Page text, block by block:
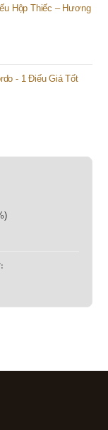
Hộp Thiếc – Hương
- 1 Điếu Giá Tốt